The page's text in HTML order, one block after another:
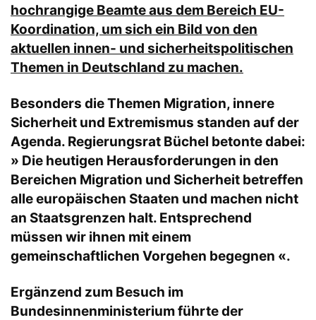
hochrangige Beamte aus dem Bereich EU-
Koordination, um sich ein Bild von den
aktuellen innen- und sicherheitspolitischen
Themen in Deutschland zu machen.
Besonders die Themen Migration, innere
Sicherheit und Extremismus standen auf der
Agenda. Regierungsrat Büchel betonte dabei:
» Die heutigen Herausforderungen in den
Bereichen Migration und Sicherheit betreffen
alle europäischen Staaten und machen nicht
an Staatsgrenzen halt. Entsprechend
müssen wir ihnen mit einem
gemeinschaftlichen Vorgehen begegnen «.
Ergänzend zum Besuch im
Bundesinnenministerium führte der